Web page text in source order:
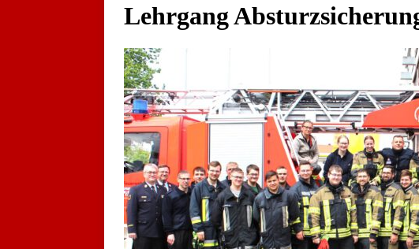
Lehrgang